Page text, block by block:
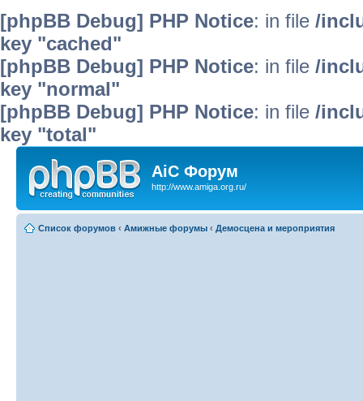
[phpBB Debug] PHP Notice: in file /
key "cached"
[phpBB Debug] PHP Notice: in file /
key "normal"
[phpBB Debug] PHP Notice: in file /
key "total"
AiC Форум
http://www.amiga.org.ru/
Список форумов ‹ Амижные форумы ‹ Демосцена и мероприятия